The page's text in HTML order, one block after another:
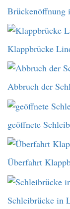
Brückenöffnung
Klappbrücke
Abbruch der
geöffnete
Überfahrt
Schleibrücke in